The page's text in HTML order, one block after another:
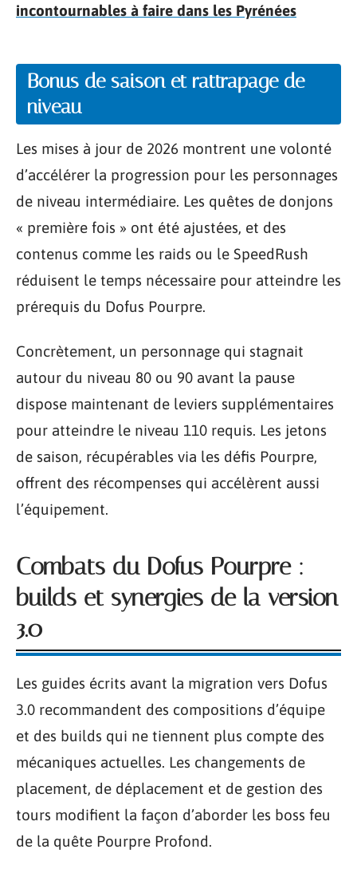
incontournables à faire dans les Pyrénées
Bonus de saison et rattrapage de
niveau
Les mises à jour de 2026 montrent une volonté
d’accélérer la progression pour les personnages
de niveau intermédiaire. Les quêtes de donjons
« première fois » ont été ajustées, et des
contenus comme les raids ou le SpeedRush
réduisent le temps nécessaire pour atteindre les
prérequis du Dofus Pourpre.
Concrètement, un personnage qui stagnait
autour du niveau 80 ou 90 avant la pause
dispose maintenant de leviers supplémentaires
pour atteindre le niveau 110 requis. Les jetons
de saison, récupérables via les défis Pourpre,
offrent des récompenses qui accélèrent aussi
l’équipement.
Combats du Dofus Pourpre :
builds et synergies de la version
3.0
Les guides écrits avant la migration vers Dofus
3.0 recommandent des compositions d’équipe
et des builds qui ne tiennent plus compte des
mécaniques actuelles. Les changements de
placement, de déplacement et de gestion des
tours modifient la façon d’aborder les boss feu
de la quête Pourpre Profond.